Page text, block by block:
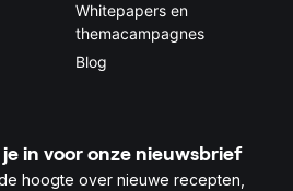
Whitepapers en
themacampagnes
Blog
in voor onze nieuwsbrief
hoogte over nieuwe recepten,